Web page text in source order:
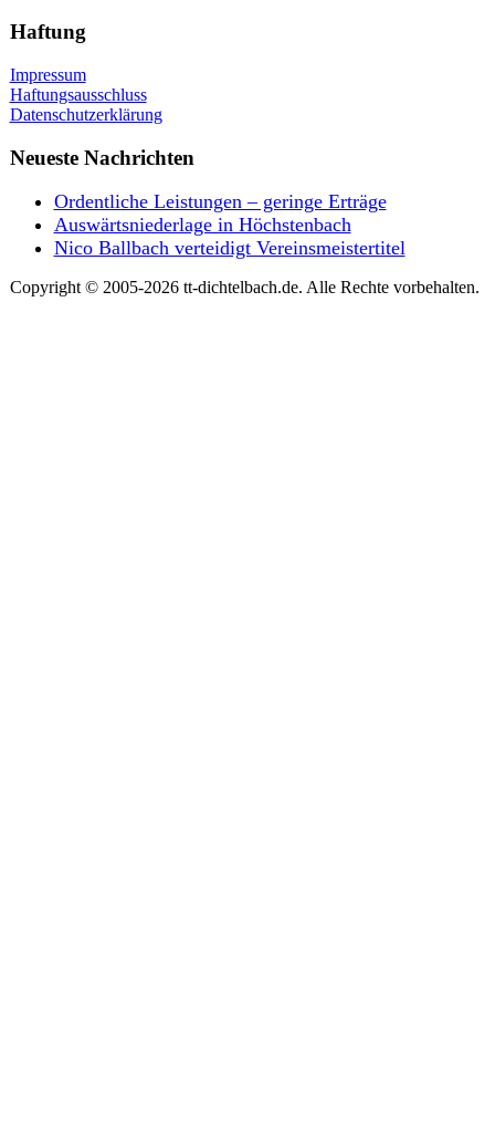
Haftung
Impressum
Haftungsausschluss
Datenschutzerklärung
Neueste Nachrichten
Ordentliche Leistungen – geringe Erträge
Auswärtsniederlage in Höchstenbach
Nico Ballbach verteidigt Vereinsmeistertitel
Copyright © 2005-2026 tt-dichtelbach.de. Alle Rechte vorbehalten.